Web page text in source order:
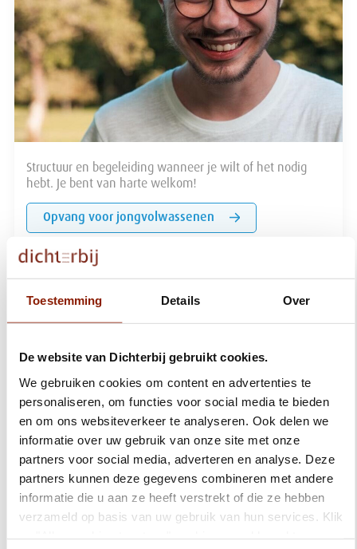
Toestemming Details Over
De website van Dichterbij gebruikt cookies.
We gebruiken cookies om content en advertenties te
personaliseren, om functies voor social media te bieden
en om ons websiteverkeer te analyseren. Ook delen we
informatie over uw gebruik van onze site met onze
partners voor social media, adverteren en analyse. Deze
partners kunnen deze gegevens combineren met andere
informatie die u aan ze heeft verstrekt of die ze hebben
verzameld op basis van uw gebruik van hun services. Klik
Structuur en begeleiding wanneer je wilt of het nodig
hebt. Je bent van harte welkom!
Opvang voor jongvolwassenen
Dichterbij biedt zorg en ondersteuning aan kinderen en
langdurige zorg. De indicatie kun jeaanvragen bij het
Centrum Indicatiestelling Zorg
We helpen je graag
het aanvragen.
Waar vind je Dichterbij?
Dichterbij heeft diverse woonlocaties in Limburg, Noord-
Brabant en Gelderland. Benieuwd naar het reilen en zeilen
van deze locaties? Neem eens een kijkje...